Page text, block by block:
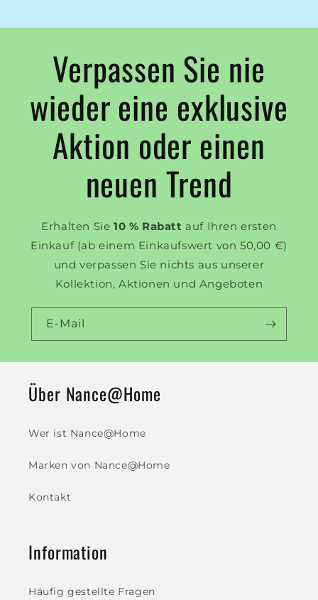
Verpassen Sie nie
wieder eine exklusive
Aktion oder einen
neuen Trend
Erhalten Sie 10 % Rabatt auf Ihren ersten
Einkauf (ab einem Einkaufswert von 50,00 €)
und verpassen Sie nichts aus unserer
Kollektion, Aktionen und Angeboten
E-Mail
Über Nance@Home
Wer ist Nance@Home
Marken von Nance@Home
Kontakt
Information
Häufig gestellte Fragen